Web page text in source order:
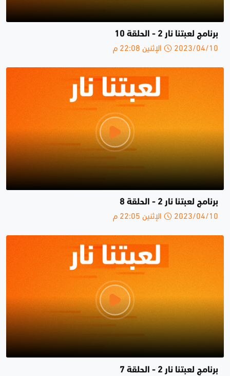
برنامج لعبتنا نار 2 - الحلقة 10
2023/04/10 الإثنين 22:08 م
برنامج لعبتنا نار 2 - الحلقة 8
2023/04/10 الإثنين 22:05 م
برنامج لعبتنا نار 2 - الحلقة 7